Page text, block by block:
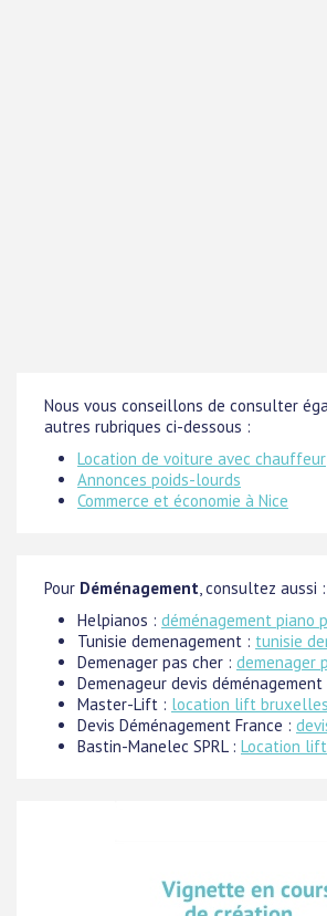
Nous vous conseillons de consulter
autres rubriques ci-dessous :
Location de voiture avec chauffeur
Annonces poids-lourds
Commerce et économie à Nice
Pour Déménagement , consultez aussi :
Helpianos : déménagement piano
Tunisie demenagement : tunisie
Demenager pas cher : demenager
Demenageur devis
Master-Lift : location lift bruxelles
Devis Déménagement France :
Bastin-Manelec SPRL : Location